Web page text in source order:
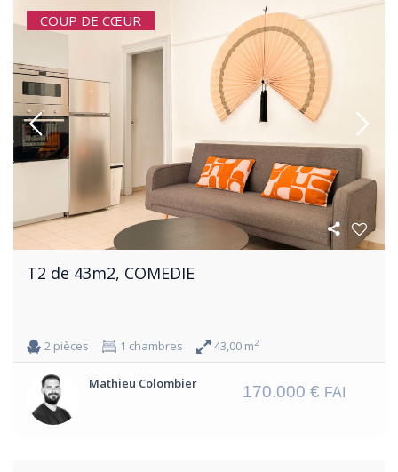
COUP DE CŒUR
T2 de 43m2, COMEDIE
2 pièces 1 chambres 43,00 m2
Mathieu Colombier 170.000 € FAI